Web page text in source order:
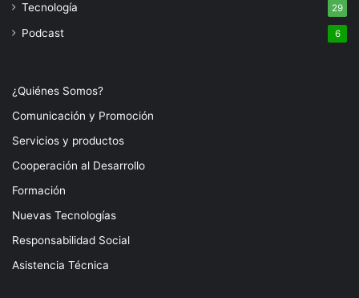
Tecnología 29
Podcast 6
¿Quiénes Somos?
Comunicación y Promoción
Servicios y productos
Cooperación al Desarrollo
Formación
Nuevas Tecnologías
Responsabilidad Social
Asistencia Técnica